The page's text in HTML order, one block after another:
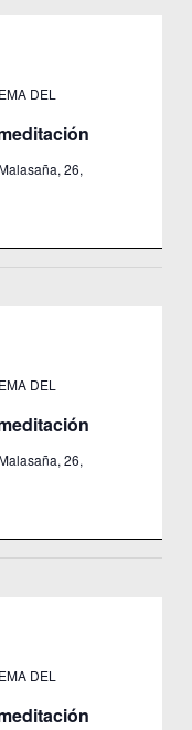
DEL
26,
DEL
26,
DEL